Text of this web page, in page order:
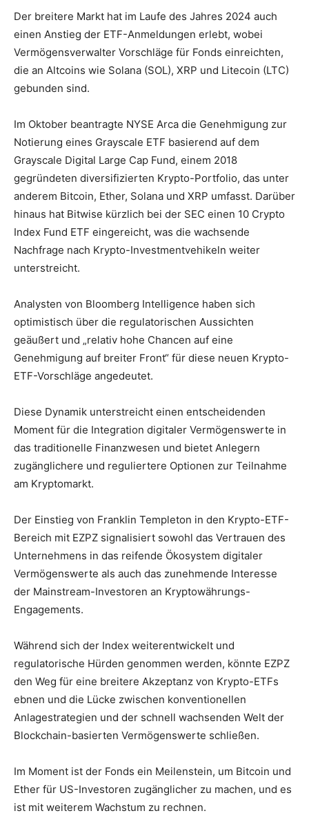
Der breitere Markt hat im Laufe des Jahres 2024 auch
einen Anstieg der ETF-Anmeldungen erlebt, wobei
Vermögensverwalter Vorschläge für Fonds einreichten,
die an Altcoins wie Solana (SOL), XRP und Litecoin (LTC)
gebunden sind.
Im Oktober beantragte NYSE Arca die Genehmigung zur
Notierung eines Grayscale ETF basierend auf dem
Grayscale Digital Large Cap Fund, einem 2018
gegründeten diversifizierten Krypto-Portfolio, das unter
anderem Bitcoin, Ether, Solana und XRP umfasst. Darüber
hinaus hat Bitwise kürzlich bei der SEC einen 10 Crypto
Index Fund ETF eingereicht, was die wachsende
Nachfrage nach Krypto-Investmentvehikeln weiter
unterstreicht.
Analysten von Bloomberg Intelligence haben sich
optimistisch über die regulatorischen Aussichten
geäußert und „relativ hohe Chancen auf eine
Genehmigung auf breiter Front“ für diese neuen Krypto-
ETF-Vorschläge angedeutet.
Diese Dynamik unterstreicht einen entscheidenden
Moment für die Integration digitaler Vermögenswerte in
das traditionelle Finanzwesen und bietet Anlegern
zugänglichere und reguliertere Optionen zur Teilnahme
am Kryptomarkt.
Der Einstieg von Franklin Templeton in den Krypto-ETF-
Bereich mit EZPZ signalisiert sowohl das Vertrauen des
Unternehmens in das reifende Ökosystem digitaler
Vermögenswerte als auch das zunehmende Interesse
der Mainstream-Investoren an Kryptowährungs-
Engagements.
Während sich der Index weiterentwickelt und
regulatorische Hürden genommen werden, könnte EZPZ
den Weg für eine breitere Akzeptanz von Krypto-ETFs
ebnen und die Lücke zwischen konventionellen
Anlagestrategien und der schnell wachsenden Welt der
Blockchain-basierten Vermögenswerte schließen.
Im Moment ist der Fonds ein Meilenstein, um Bitcoin und
Ether für US-Investoren zugänglicher zu machen, und es
ist mit weiterem Wachstum zu rechnen.